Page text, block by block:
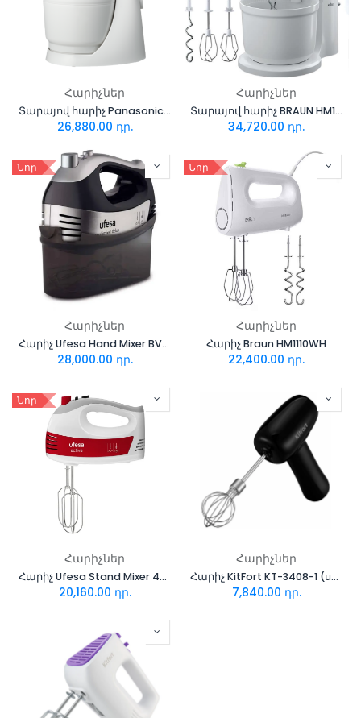
Հարիչներ
Տարայով հարիչ Panasonic SHA Mixer MK-GB3WTQ
26,880.00 դր.
Հարիչներ
Տարայով հարիչ BRAUN HM1070WH
34,720.00 դր.
Նոր
Հարիչներ
Հարիչ Ufesa Hand Mixer BV5650 MULTIMIXER delux
28,000.00 դր.
Նոր
Հարիչներ
Հարիչ Braun HM1110WH
22,400.00 դր.
Նոր
Հարիչներ
Հարիչ Ufesa Stand Mixer 400W BV4650
20,160.00 դր.
Հարիչներ
Հարիչ KitFort KT-3408-1 (սև)
7,840.00 դր.